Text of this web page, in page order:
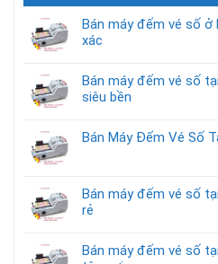
Bán máy đếm vé số ở
xác
Bán máy đếm vé số
siêu bền
Bán Máy Đếm Vé Số
Bán máy đếm vé số
rẻ
Bán máy đếm vé số